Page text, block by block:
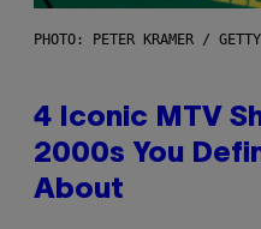
PHOTO: PETER KRAMER /
4 Iconic MTV
2000s You
About